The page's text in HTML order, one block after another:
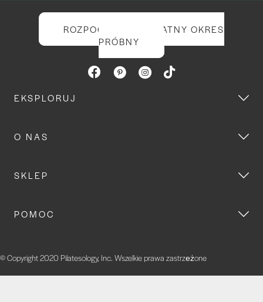
ROZPOCZNIJ BEZPŁATNY OKRES
PRÓBNY
EKSPLORUJ
O NAS
SKLEP
POMOC
© Copyright 2020 Pilatesology, Inc. Wszelkie prawa zastrzeżone